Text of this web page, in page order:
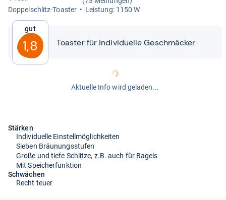
Dop­pel­schlitz-​Toas­ter
Leis­tung: 1150 W
Gut
1,8 Toas­ter für indi­vi­du­elle Geschmä­cker
Aktuelle Info wird geladen...
Stärken
Individuelle Einstellmöglichkeiten
Sieben Bräunungsstufen
Große und tiefe Schlitze, z.B. auch für Bagels
Mit Speicherfunktion
Schwächen
Recht teuer